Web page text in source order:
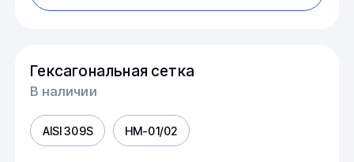
Гексагональная сетка
В наличии
AISI 309S HM-01/02